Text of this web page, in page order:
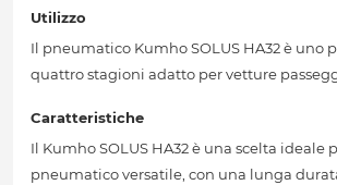
Utilizzo
Il pneumatico Kumho SOLUS HA32 è uno
quattro stagioni adatto per vetture
Caratteristiche
Il Kumho SOLUS HA32 è una scelta ideale
pneumatico versatile, con una lunga